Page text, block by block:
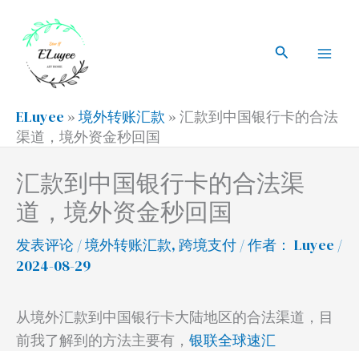
搜
ELuyee » 境外转账汇款 » 汇款到中国银行卡的合法
渠道，境外资金秒回国
汇款到中国银行卡的合法渠
道，境外资金秒回国
发表评论 /境外转账汇款, 跨境支付 / 作者： Luyee /
2024-08-29
从境外汇款到中国银行卡大陆地区的合法渠道，目
前我了解到的方法主要有， 银联全球速汇
索